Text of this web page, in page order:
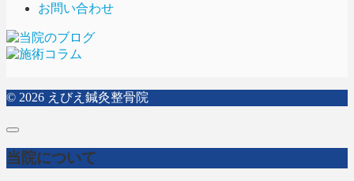
お問い合わせ
© 2026 えびえ鍼灸整骨院
当院について